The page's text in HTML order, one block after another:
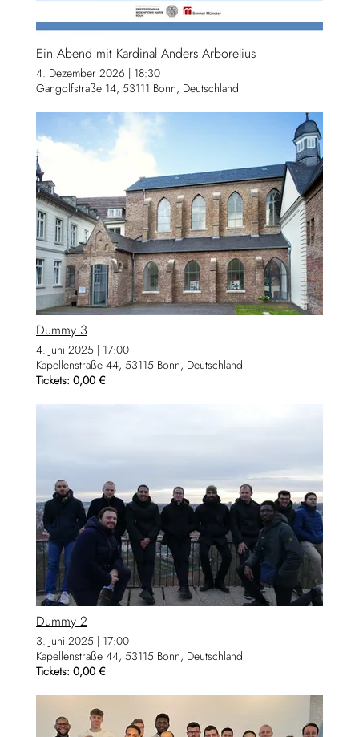
Ein Abend mit Kardinal Anders Arborelius
4. Dezember 2026 | 18:30
Gangolfstraße 14, 53111 Bonn, Deutschland
Dummy 3
4. Juni 2025| 17:00
Kapellenstraße 44, 53115 Bonn, Deutschland
Tickets: 0,00 €
Dummy 2
3. Juni 2025| 17:00
Kapellenstraße 44, 53115 Bonn, Deutschland
Tickets: 0,00 €